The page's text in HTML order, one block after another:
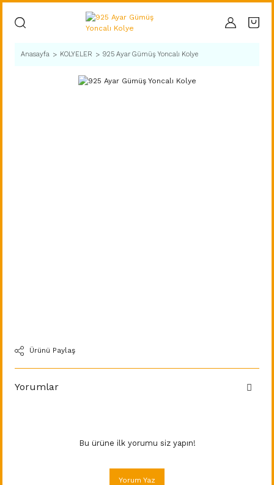
Anasayfa KOLYELER 925 Ayar Gümüş Yoncalı Kolye
Ürünü Paylaş
Yorumlar
Bu ürüne ilk yorumu siz yapın!
Yorum Yaz